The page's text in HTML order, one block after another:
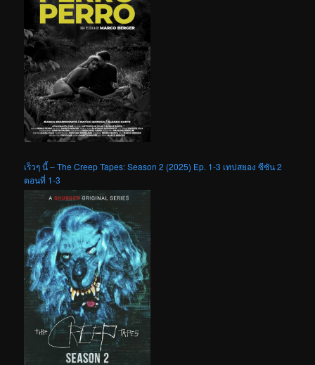
เร็วๆ นี้ – The Creep Tapes: Season 2 (2025) Ep. 1-3 เทปสยอง ซีซัน 2
ตอนที่ 1-3